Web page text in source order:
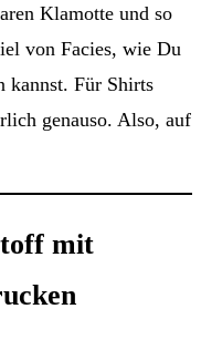
Klamotte und so
von Facies, wie Du
kannst. Für Shirts
genauso. Also, auf
mit